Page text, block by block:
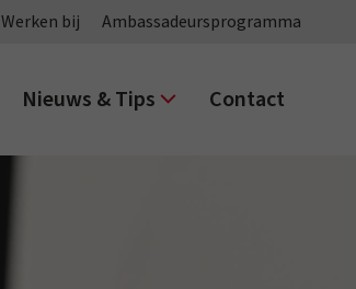
Werken bij Ambassadeursprogramma
Nieuws & Tips Contact